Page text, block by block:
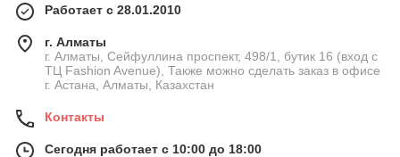
Работает с 28.01.2010
г. Алматы
г. Алматы, Сейфуллина проспект, 498/1, бутик 16 (вход с
ТЦ Fashion Avenue), Также можно сделать заказ в офисе
г. Астана, Алматы, Казахстан
Контакты
Сегодня работает с 10:00 до 18:00